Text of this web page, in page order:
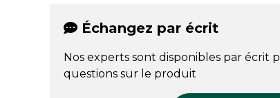
Échangez par écrit
Nos experts sont disponibles par écrit
questions sur le produit